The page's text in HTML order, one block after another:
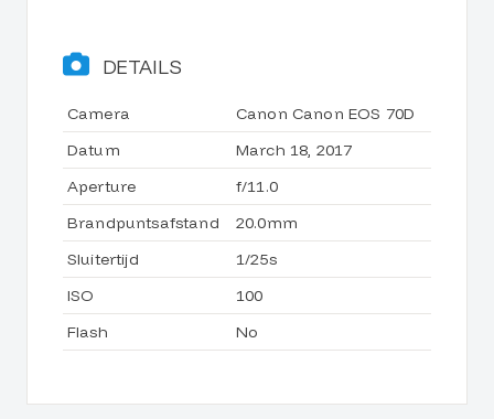
DETAILS
Camera
Canon Canon EOS 70D
Datum
March 18, 2017
Aperture
f/11.0
Brandpuntsafstand
20.0mm
Sluitertijd
1/25s
ISO
100
Flash
No